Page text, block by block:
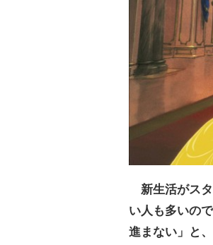
新生活がス
い人も多いの
進まない」と